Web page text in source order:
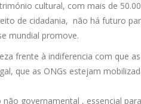
cultural, com mais de
de cidadania, não há futuro
mundial promove.
frente à indiferencia com que
que as ONGs estejam
governamental , essencial